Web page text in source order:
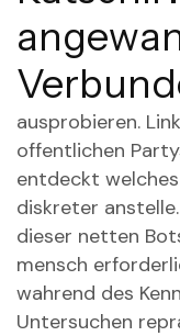
ausprobieren.
offentlichen
entdeckt
diskreter
dieser netten
mensch
wahrend des
Untersuchen